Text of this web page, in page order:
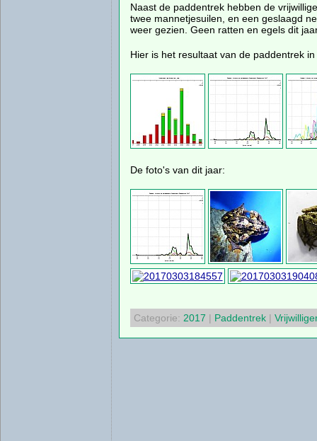
Naast de paddentrek hebben de
twee mannetjesuilen, en een geslaagd
weer gezien. Geen ratten en egels dit
Hier is het resultaat van de paddentrek
De foto's van dit jaar:
Categorie: 2017 | Paddentrek|